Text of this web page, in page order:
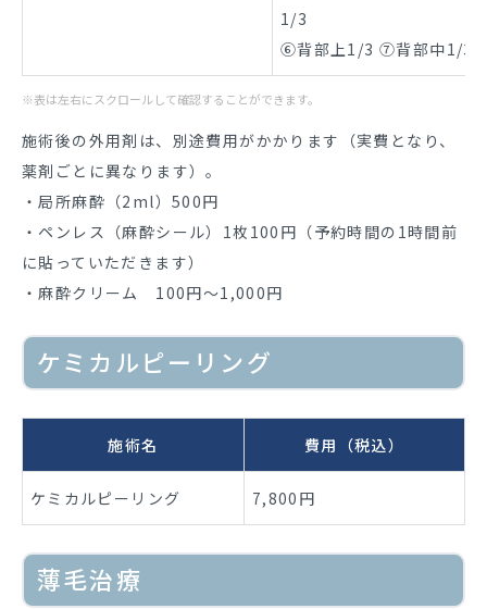
1/3
⑥背部上1/3 ⑦背部中1/3
※表は左右にスクロールして確認することができます。
施術後の外用剤は、別途費用がかかります（実費となり、
薬剤ごとに異なります）。
・局所麻酔（2ml）500円
・ペンレス（麻酔シール）1枚100円（予約時間の1時間前
に貼っていただきます）
・麻酔クリーム 100円〜1,000円
ケミカルピーリング
施術名 費用（税込）
ケミカルピーリング 7,800円
薄毛治療